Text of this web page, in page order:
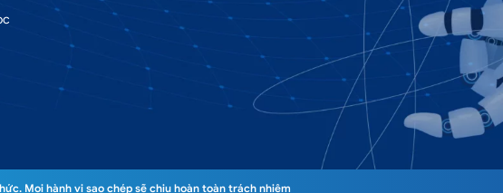
Mọi hành vi sao chép sẽ chịu hoàn toàn trách nhiệm